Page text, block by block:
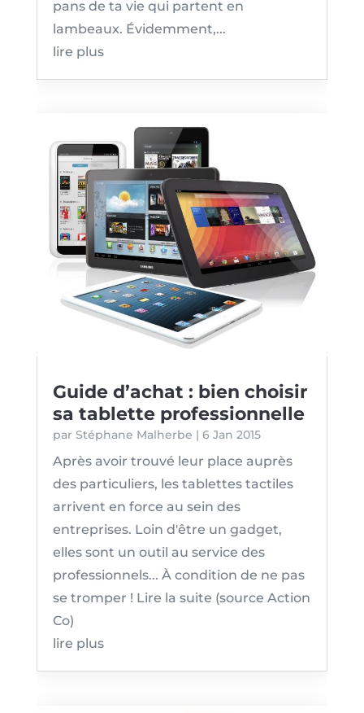
pans de ta vie qui partent en
lambeaux. Évidemment,...
lire plus
Guide d’achat : bien choisir
sa tablette professionnelle
par Stéphane Malherbe | 6 Jan 2015
Après avoir trouvé leur place auprès
des particuliers, les tablettes tactiles
arrivent en force au sein des
entreprises. Loin d'être un gadget,
elles sont un outil au service des
professionnels... À condition de ne pas
se tromper ! Lire la suite (source Action
Co)
lire plus